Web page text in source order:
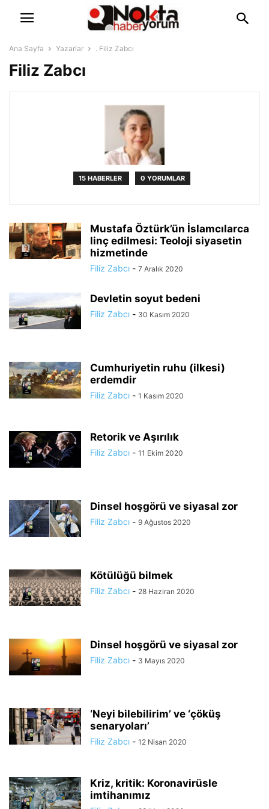
Ana Sayfa Yazarlar . Filiz Zabcı
Filiz Zabcı
15 HABERLER 0 YORUMLAR
Mustafa Öztürk’ün İslamcılarca
linç edilmesi: Teoloji siyasetin
hizmetinde
Filiz Zabcı - 7 Aralık 2020
Devletin soyut bedeni
Filiz Zabcı - 30 Kasım 2020
Cumhuriyetin ruhu (ilkesi)
erdemdir
Filiz Zabcı - 1 Kasım 2020
Retorik ve Aşırılık
Filiz Zabcı - 11 Ekim 2020
Dinsel hoşgörü ve siyasal zor
Filiz Zabcı - 9 Ağustos 2020
Kötülüğü bilmek
Filiz Zabcı - 28 Haziran 2020
Dinsel hoşgörü ve siyasal zor
Filiz Zabcı - 3 Mayıs 2020
‘Neyi bilebilirim’ ve ‘çöküş
senaryoları’
Filiz Zabcı - 12 Nisan 2020
Kriz, kritik: Koronavirüsle
imtihanımız